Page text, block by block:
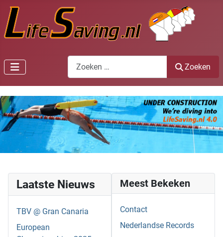
Zoeken
Zoeken
Laatste Nieuws
TBV @ Gran Canaria
European
Meest Bekeken
Contact
Nederlandse Records